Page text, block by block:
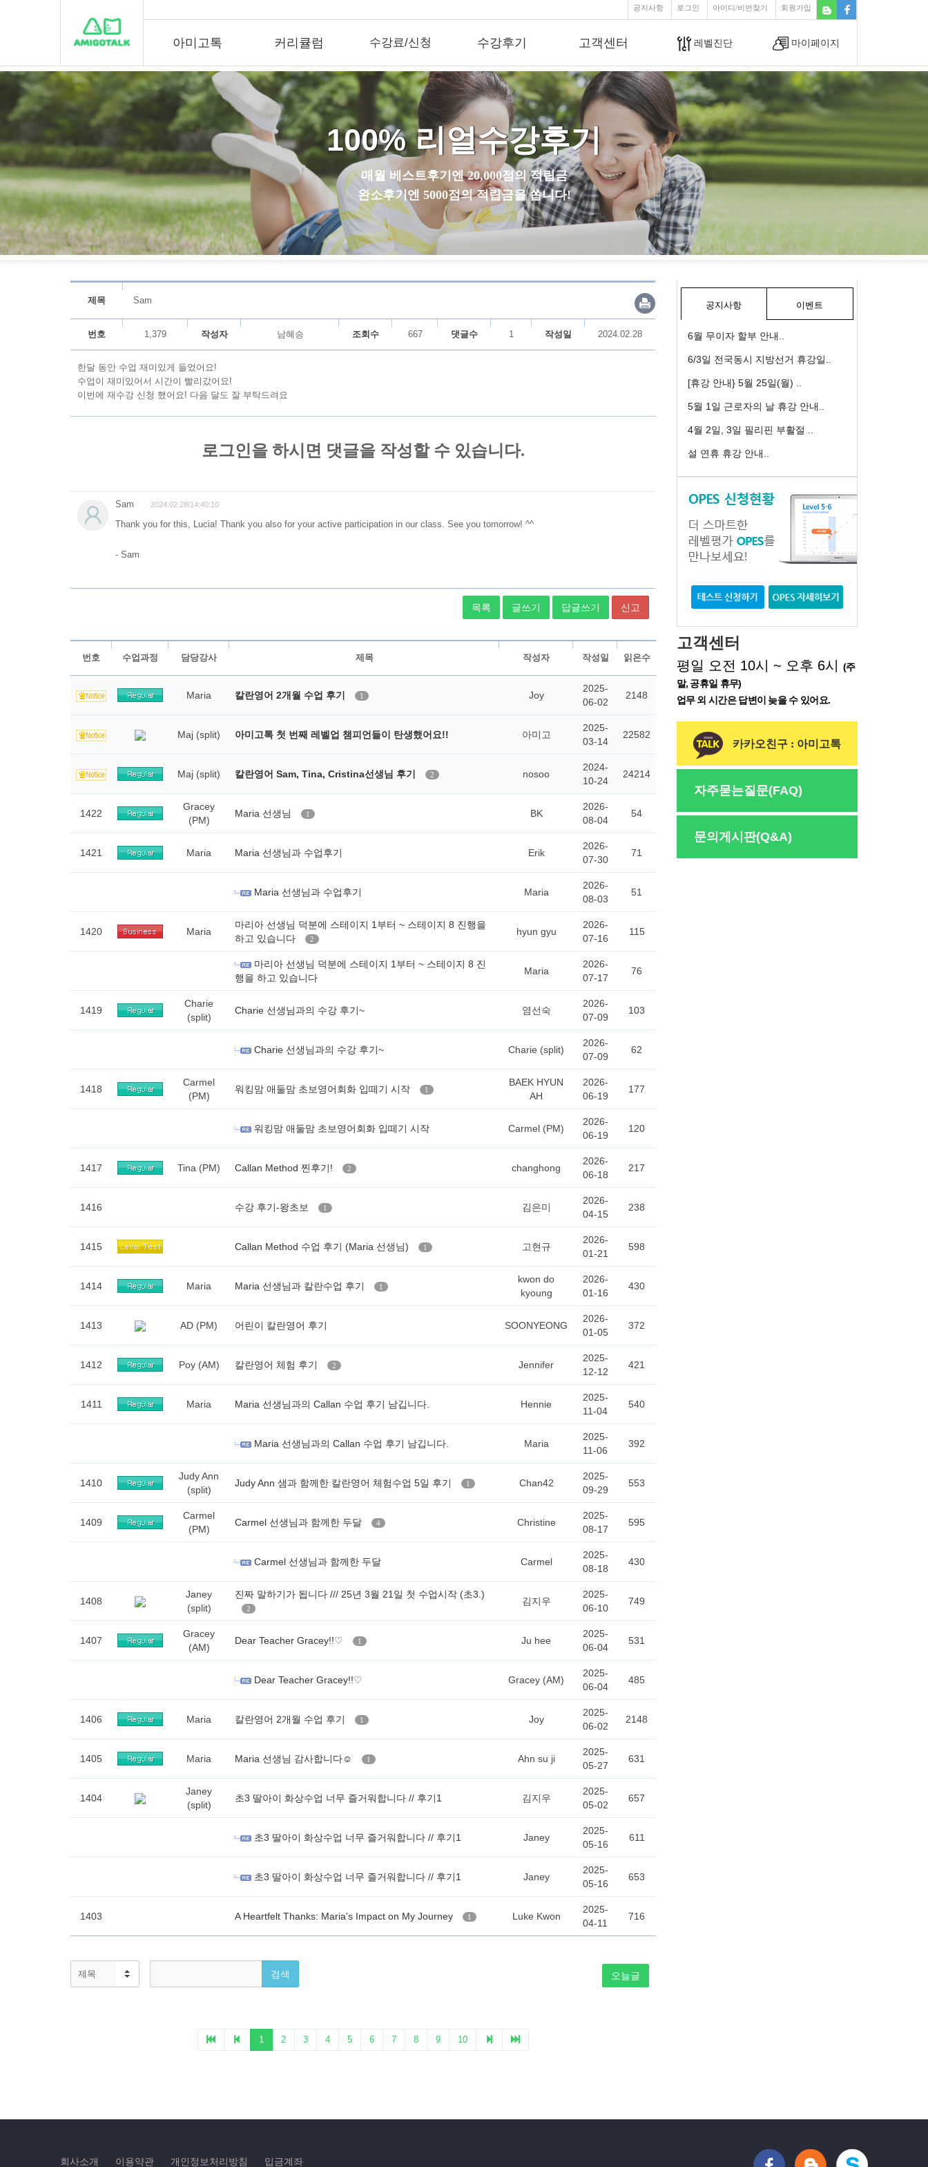
공지사항 로그인 아이디/비번찾기 회원가입
아미고톡 커리큘럼 수강료/신청 수강후기 고객센터 레벨진단 마이페이지
100% 리얼수강후기
매월 베스트후기엔 20,000점의 적립금
완소후기엔 5000점의 적립금을 쏩니다!
제목 Sam
번호 1,379 작성자 남혜승 조회수 667 댓글수 1 작성일 2024.02.28
한달 동안 수업 재미있게 들었어요!
수업이 재미있어서 시간이 빨리갔어요!
이번에 재수강 신청 했어요! 다음 달도 잘 부탁드려요
목록 글쓰기 답글쓰기 신고
공지사항 이벤트
6월 무이자 할부 안내..
6/3일 전국동시 지방선거 휴강일..
[휴강 안내} 5월 25일(월) ..
5월 1일 근로자의 날 휴강 안내..
4월 2일, 3일 필리핀 부활절 ..
설 연휴 휴강 안내..
고객센터
평일 오전 10시 ~ 오후 6시
(주
말, 공휴일 휴무)
업무 외 시간은 답변이 늦을 수 있어요.
카카오친구 : 아미고톡
자주묻는질문(FAQ)
문의게시판(Q&A)
회사소개 이용약관 개인정보처리방침 입금계좌